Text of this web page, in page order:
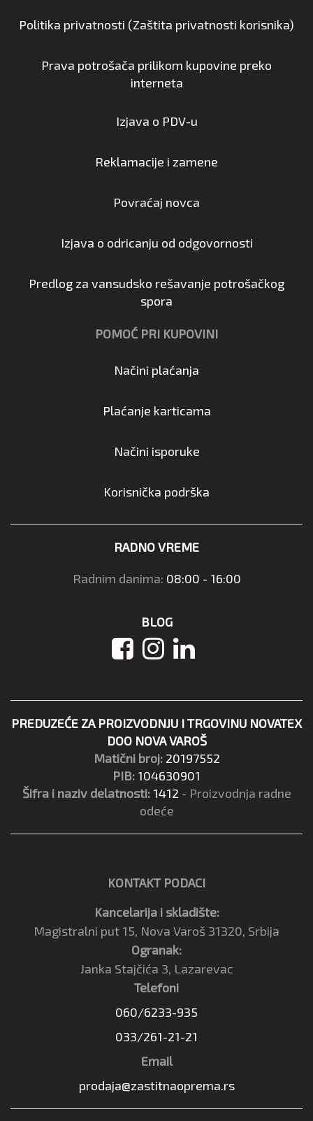
Politika privatnosti (Zaštita privatnosti korisnika)
Prava potrošača prilikom kupovine preko
interneta
Izjava o PDV-u
Reklamacije i zamene
Povraćaj novca
Izjava o odricanju od odgovornosti
Predlog za vansudsko rešavanje potrošačkog
spora
POMOĆ PRI KUPOVINI
Načini plaćanja
Plaćanje karticama
Načini isporuke
Korisnička podrška
RADNO VREME
Radnim danima: 08:00 - 16:00
BLOG
PREDUZEĆE ZA PROIZVODNJU I TRGOVINU NOVATEX
DOO NOVA VAROŠ
Matični broj: 20197552
PIB: 104630901
Šifra i naziv delatnosti: 1412 - Proizvodnja radne
odeće
KONTAKT PODACI
Kancelarija i skladište:
Magistralni put 15, Nova Varoš 31320, Srbija
Ogranak:
Janka Stajčića 3, Lazarevac
Telefoni
060/6233-935
033/261-21-21
Email
prodaja@zastitnaoprema.rs